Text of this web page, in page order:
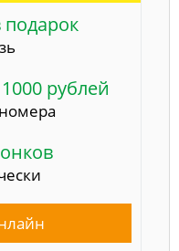
подарок
рублей